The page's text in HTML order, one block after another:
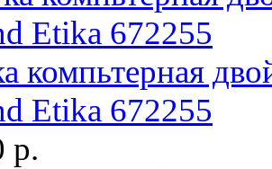
компьтерная
Etika 672255
р.